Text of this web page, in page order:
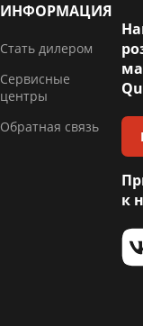
ИНФОРМАЦИЯ
Стать дилером
Сервисные
центры
Обратная связь
к